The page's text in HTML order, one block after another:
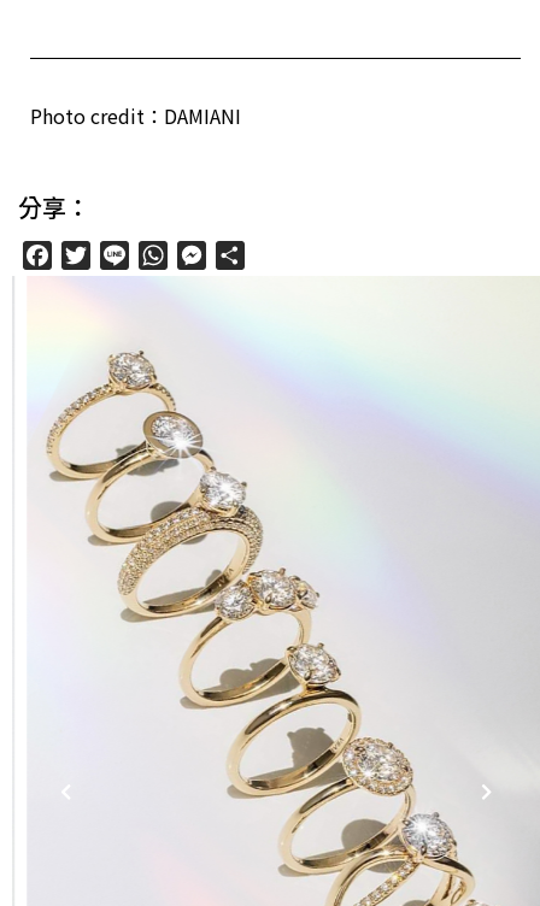
Photo credit：DAMIANI
分享：
FacebookTwitter
Line WhatsAppMessenger